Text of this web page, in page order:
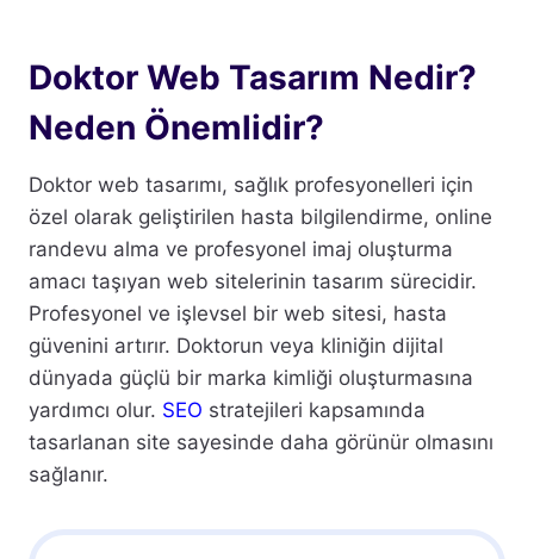
Doktor Web Tasarım Nedir?
Neden Önemlidir?
Doktor web tasarımı, sağlık profesyonelleri için
özel olarak geliştirilen hasta bilgilendirme, online
randevu alma ve profesyonel imaj oluşturma
amacı taşıyan web sitelerinin tasarım sürecidir.
Profesyonel ve işlevsel bir web sitesi, hasta
güvenini artırır. Doktorun veya kliniğin dijital
dünyada güçlü bir marka kimliği oluşturmasına
yardımcı olur. SEO stratejileri kapsamında
tasarlanan site sayesinde daha görünür olmasını
sağlanır.